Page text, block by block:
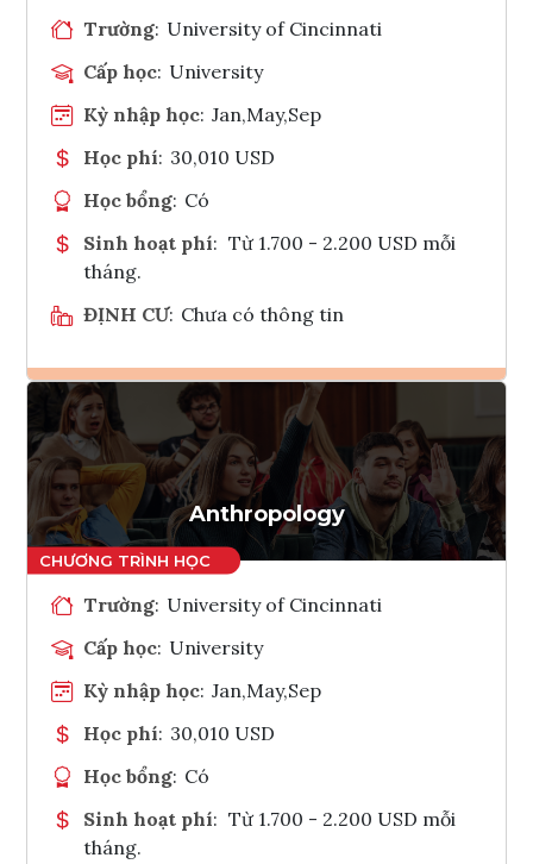
Trường: University of Cincinnati
Cấp học: University
Kỳ nhập học: Jan,May,Sep
Học phí: 30,010 USD
Học bổng: Có
Sinh hoạt phí: Từ 1.700 - 2.200 USD mỗi
tháng.
ĐỊNH CƯ: Chưa có thông tin
Ghi danh
Tham vấn Interlink
Anthropology
Trường: University of Cincinnati
Cấp học: University
Kỳ nhập học: Jan,May,Sep
Học phí: 30,010 USD
Học bổng: Có
Sinh hoạt phí: Từ 1.700 - 2.200 USD mỗi
tháng.